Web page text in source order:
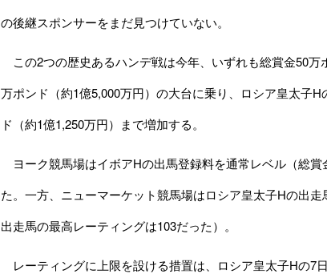
の後継スポンサーをまだ見つけていない。
この2つの歴史あるハンデ戦は今年、いずれも総賞金50
万ポンド（約1億5,000万円）の大台に乗り、ロシア皇太子
ド（約1億1,250万円）まで増加する。
ヨーク競馬場はイボアHの出馬登録料を通常レベル（総
た。一方、ニューマーケット競馬場はロシア皇太子Hの出
出走馬の最高レーティングは103だった）。
レーティングに上限を設ける措置は、ロシア皇太子Hの7